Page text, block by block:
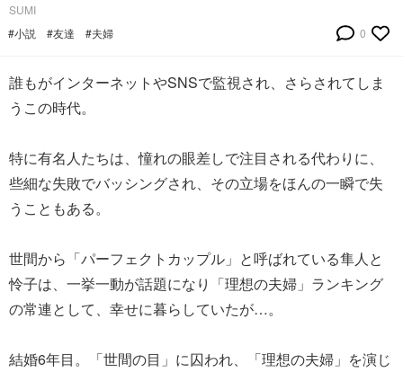
SUMI
#小説
#友達 #夫婦 0
誰もがインターネットやSNSで監視され、さらされてしま
うこの時代。
特に有名人たちは、憧れの眼差しで注目される代わりに、
些細な失敗でバッシングされ、その立場をほんの一瞬で失
うこともある。
世間から「パーフェクトカップル」と呼ばれている隼人と
怜子は、一挙一動が話題になり「理想の夫婦」ランキング
の常連として、幸せに暮らしていたが…。
結婚6年目。「世間の目」に囚われ、「理想の夫婦」を演じ